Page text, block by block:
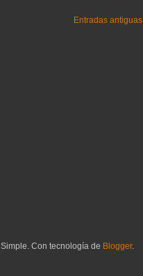
Entradas antiguas
Con tecnología de Blogger.